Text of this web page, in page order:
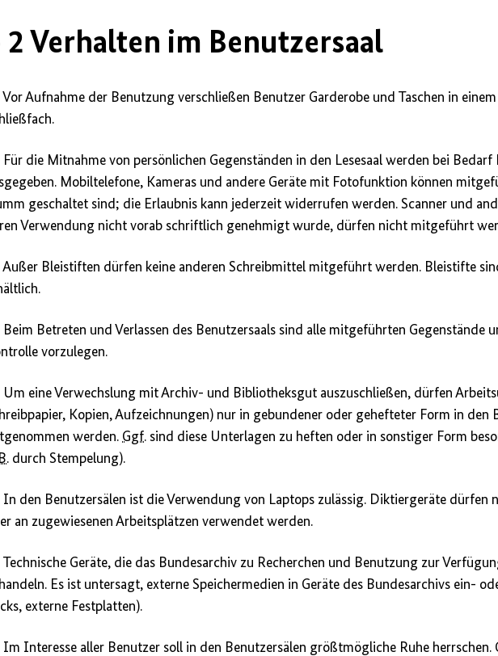
2 Verhalten im Benutzersaal
Vor Aufnahme der Benutzung verschließen Benutzer Garderobe und Taschen in
Für die Mitnahme von persönlichen Gegenständen in den Lesesaal werden bei Bedarf
Mobiltelefone, Kameras und andere Geräte mit Fotofunktion können
geschaltet sind; die Erlaubnis kann jederzeit widerrufen werden. Scanner und
Verwendung nicht vorab schriftlich genehmigt wurde, dürfen nicht mitgeführt
Außer Bleistiften dürfen keine anderen Schreibmittel mitgeführt werden. Bleistifte
Beim Betreten und Verlassen des Benutzersaals sind alle mitgeführten Gegenstände
vorzulegen.
Um eine Verwechslung mit Archiv- und Bibliotheksgut auszuschließen, dürfen
Kopien, Aufzeichnungen) nur in gebundener oder gehefteter Form in den
werden. Ggf. sind diese Unterlagen zu heften oder in sonstiger Form
durch Stempelung).
In den Benutzersälen ist die Verwendung von Laptops zulässig. Diktiergeräte dürfen
an zugewiesenen Arbeitsplätzen verwendet werden.
Technische Geräte, die das Bundesarchiv zu Recherchen und Benutzung zur
Es ist untersagt, externe Speichermedien in Geräte des Bundesarchivs ein-
externe Festplatten).
Im Interesse aller Benutzer soll in den Benutzersälen größtmögliche Ruhe herrschen.